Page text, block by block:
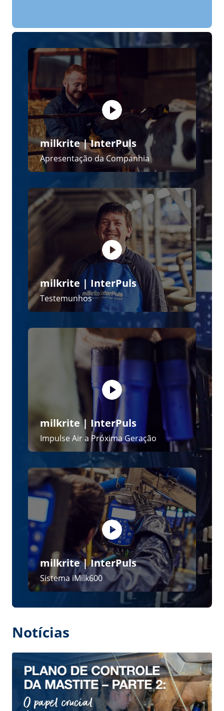
milkrite | InterPuls
Impulse Air a Próxima Geração
milkrite | InterPuls
Sistema iMilk600
28 July 2026
Plano de Controle da Mastite – parte 2:
o papel crucial das teteiras
Plano de Controle da Mastite – parte 1:
conselhos úteis para prevenir a doença